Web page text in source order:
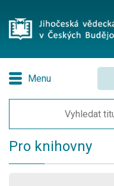
Menu
Pro knihovny